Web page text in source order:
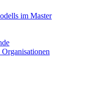
im Master